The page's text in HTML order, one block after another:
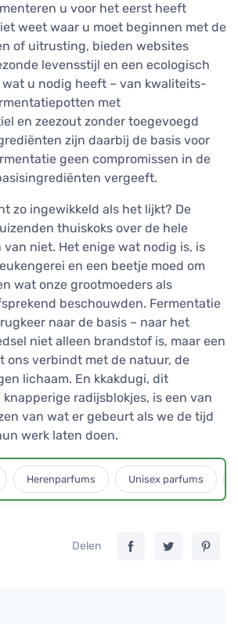
u voor het eerst heeft
weet waar u moet beginnen met de
of uitrusting, bieden websites
levensstijl en een ecologisch
u nodig heeft – van kwaliteits-
met
en zeezout zonder toegevoegd
zijn daarbij de basis voor
geen compromissen in de
vergeeft.
zo ingewikkeld als het lijkt? De
thuiskoks over de hele
niet. Het enige wat nodig is, is
en een beetje moed om
wat onze grootmoeders als
beschouwden. Fermentatie
naar de basis – naar het
niet alleen brandstof is, maar een
ons verbindt met de natuur, de
lichaam. En kkakdugi, dit
radijsblokjes, is een van
van wat er gebeurt als we de tijd
werk laten doen.
Herenparfums Unisex parfums
Delen